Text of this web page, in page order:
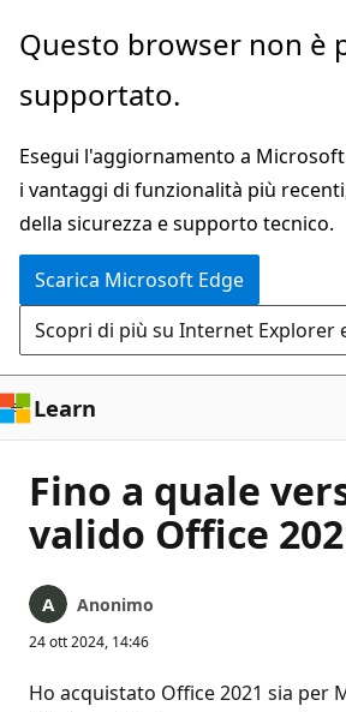
Ignora
passa
contenuto
principale
Questo browser non è
supportato.
Esegui l'aggiornamento a
i vantaggi di funzionalità più
della sicurezza e supporto tecnico.
Scarica Microsoft Edge
Scopri di più su Internet Explorer
Learn
Fino a quale
valido Office
Anonimo
24 ott 2024, 14:46
Ho acquistato Office 2021 sia per